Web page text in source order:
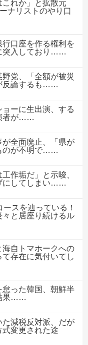
これか」と拡散元
ナリストのやり口
口座を作る権利を
突入しており……
党、「全額が被災
反論するも……
ーに生出演、する
者が……
全面廃止、「県が
のが不明で……
作垢だ」と示唆、
にしてしまい……
スを辿っている！
と居座り続けるル
海自トマホークへの
存在に気付いてし
った韓国、朝鮮半
果……
減税反対派、だが
変更された途